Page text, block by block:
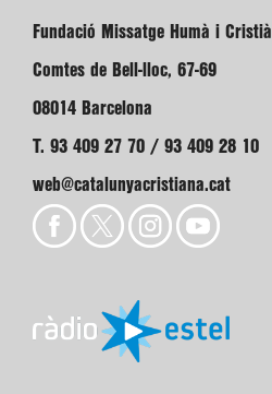
Fundació Missatge Humà i Cristià
Comtes de Bell-lloc, 67-69
08014 Barcelona
T. 93 409 27 70 / 93 409 28 10
web@catalunyacristiana.cat